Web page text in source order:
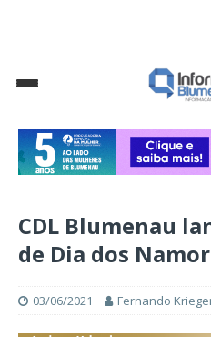
CDL Blumenau
de Dia dos
03/06/2021 Fernando